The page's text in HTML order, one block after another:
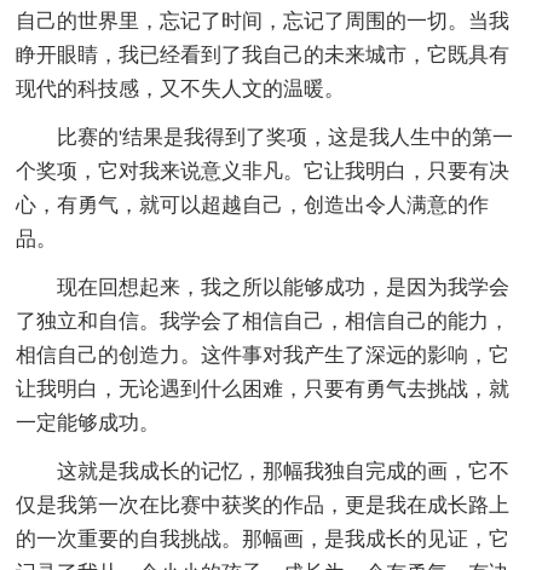
自己的世界里，忘记了时间，忘记了周围的一切。当我
睁开眼睛，我已经看到了我自己的未来城市，它既具有
现代的科技感，又不失人文的温暖。
比赛的'结果是我得到了奖项，这是我人生中的第一
个奖项，它对我来说意义非凡。它让我明白，只要有决
心，有勇气，就可以超越自己，创造出令人满意的作
品。
现在回想起来，我之所以能够成功，是因为我学会
了独立和自信。我学会了相信自己，相信自己的能力，
相信自己的创造力。这件事对我产生了深远的影响，它
让我明白，无论遇到什么困难，只要有勇气去挑战，就
一定能够成功。
这就是我成长的记忆，那幅我独自完成的画，它不
仅是我第一次在比赛中获奖的作品，更是我在成长路上
的一次重要的自我挑战。那幅画，是我成长的见证，它